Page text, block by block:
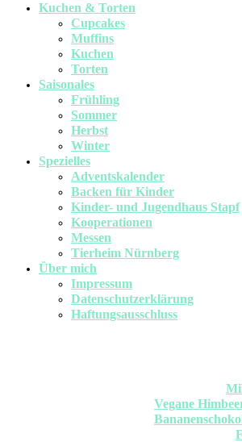
Kuchen & Torten
Cupcakes
Muffins
Kuchen
Torten
Saisonales
Frühling
Sommer
Herbst
Winter
Spezielles
Adventskalender
Backen für Kinder
Kinder- und Jugendhaus Stapf
Kooperationen
Messen
Tierheim Nürnberg
Über mich
Impressum
Datenschutzerklärung
Haftungsausschluss
Vegane